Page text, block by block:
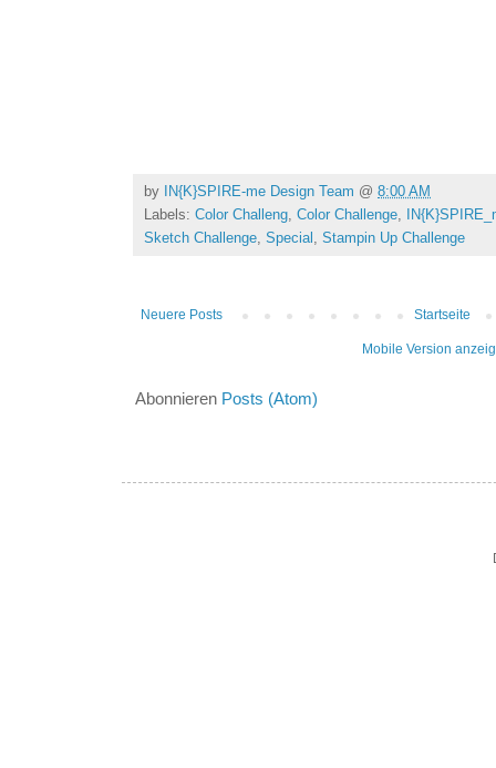
by IN{K}SPIRE-me Design Team @ 8:00 AM
Labels: Color Challeng Color Challenge
Sketch Challenge Special Stampin Up Challenge
Neuere Posts Startseite
Mobile Version
Abonnieren Posts (Atom)